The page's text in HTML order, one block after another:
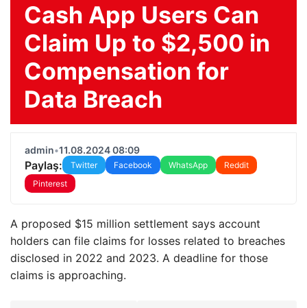
Cash App Users Can
Claim Up to $2,500 in
Compensation for
Data Breach
admin•11.08.2024 08:09
Paylaş: Twitter Facebook WhatsApp
Reddit
Pinterest
A proposed $15 million settlement says account
holders can file claims for losses related to breaches
disclosed in 2022 and 2023. A deadline for those
claims is approaching.